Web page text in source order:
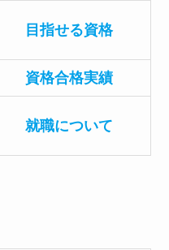
目指せる資格
資格合格実績
就職について